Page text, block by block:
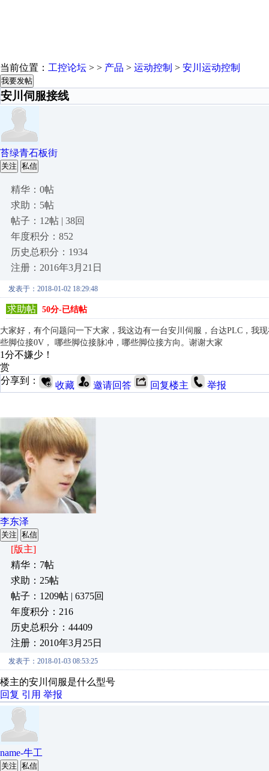
当前位置： 工控论坛 > > 产品 > 运动控制 > 安川运动控制
我要发帖
安川伺服接线
苔绿青石板街
关注 私信
精华：0帖
求助：5帖
帖子：12帖 | 38回
年度积分：852
历史总积分：1934
注册：2016年3月21日
发表于：2018-01-02 18:29:48
求助帖 50分-已结帖
大家好，有个问题问一下大家，我这边有一台安川伺服，台达PLC，我
些脚位接0V， 哪些脚位接脉冲，哪些脚位接方向。谢谢大家
1分不嫌少！
赏
分享到：
收藏 邀请回答 回复楼主 举报
李东泽
关注 私信
[版主]
精华：7帖
求助：25帖
帖子：1209帖 | 6375回
年度积分：216
历史总积分：44409
注册：2010年3月25日
发表于：2018-01-03 08:53:25
楼主的安川伺服是什么型号
回复 引用 举报
name-牛工
关注 私信